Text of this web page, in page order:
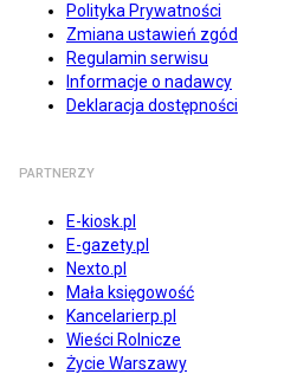
Polityka Prywatności
Zmiana ustawień zgód
Regulamin serwisu
Informacje o nadawcy
Deklaracja dostępności
PARTNERZY
E-kiosk.pl
E-gazety.pl
Nexto.pl
Mała księgowość
Kancelarierp.pl
Wieści Rolnicze
Życie Warszawy